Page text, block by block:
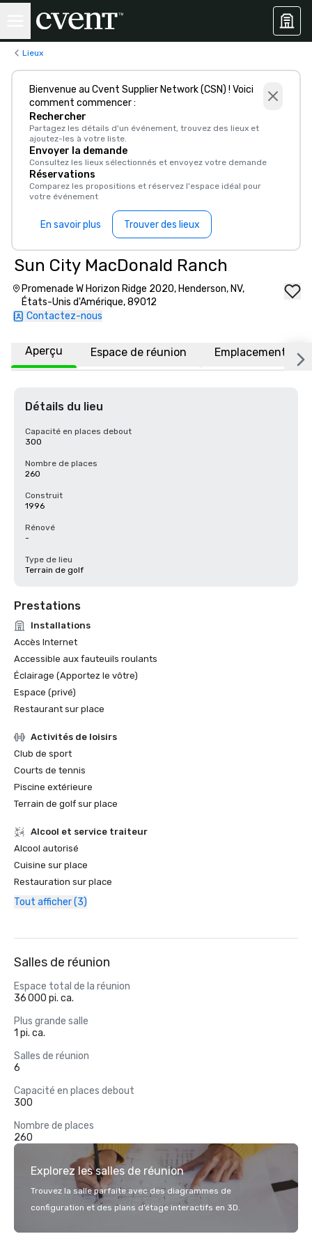
Lieux
Bienvenue au Cvent Supplier Network (CSN) ! Voici
comment commencer :
Rechercher
Partagez les détails d'un événement, trouvez des lieux et
ajoutez-les à votre liste.
Envoyer la demande
Consultez les lieux sélectionnés et envoyez votre demande
Réservations
Comparez les propositions et réservez l'espace idéal pour
votre événement
En savoir plus Trouver des lieux
Sun City MacDonald Ranch
Promenade W Horizon Ridge 2020, Henderson, NV,
États-Unis d'Amérique, 89012
Contactez-nous
Aperçu Espace de réunion Emplacement
Détails du lieu
Capacité en places debout
300
Nombre de places
260
Construit
1996
Rénové
-
Type de lieu
Terrain de golf
Prestations
Installations
Accès Internet
Accessible aux fauteuils roulants
Éclairage (Apportez le vôtre)
Espace (privé)
Restaurant sur place
Activités de loisirs
Club de sport
Courts de tennis
Piscine extérieure
Terrain de golf sur place
Alcool et service traiteur
Alcool autorisé
Cuisine sur place
Restauration sur place
Tout afficher (3)
Salles de réunion
Espace total de la réunion
36 000 pi. ca.
Plus grande salle
1 pi. ca.
Salles de réunion
6
Capacité en places debout
300
Nombre de places
260
Explorez les salles de réunion
Trouvez la salle parfaite avec des diagrammes de
configuration et des plans d’étage interactifs en 3D.